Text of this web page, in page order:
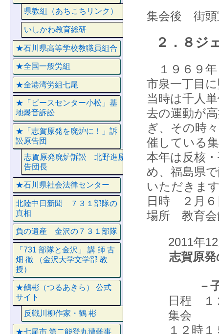
集会後 街頭
２．８ジ
１９６９年
市泉一丁目
当時は千人
去の運動が
ぎ、その時
催している
本年は反核
め、福島県
いただきま
日時 ２月
場所 教育
2011年
志賀原
－
日程 １
集会
１２時
県教組（あちこちリンク）
いしかわ教育総研
★石川県高等学校教職員組合
★全国一般労組
★全港湾労組七尾
★「ピースセンター小松」基
地爆音訴訟
★「志賀原発を廃炉に！」訴
訟原告団
志賀原発廃炉訴訟 北野進原
告団長
★石川県社会法律センター
北陸中日新聞 ７３１部隊の
真相
負の遺産 金沢の７３１部隊
「731 部隊と金沢」 講 師 古
畑 徹 （金沢大学文学部 教
授）
★鶴彬（つるあきら） 公式
サイト
反戦川柳作家・鶴 彬
★七尾市 第二能登丸遭難事